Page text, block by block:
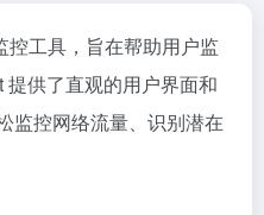
控工具，旨在帮助用户监
供了直观的用户界面和
监控网络流量、识别潜在